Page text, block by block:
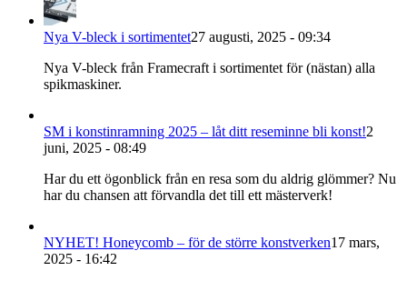
Nya V-bleck i sortimentet27 augusti, 2025 - 09:34
Nya V-bleck från Framecraft i sortimentet för (nästan) alla
spikmaskiner.
SM i konstinramning 2025 – låt ditt reseminne bli konst!2
juni, 2025 - 08:49
Har du ett ögonblick från en resa som du aldrig glömmer? Nu
har du chansen att förvandla det till ett mästerverk!
NYHET! Honeycomb – för de större konstverken17 mars,
2025 - 16:42